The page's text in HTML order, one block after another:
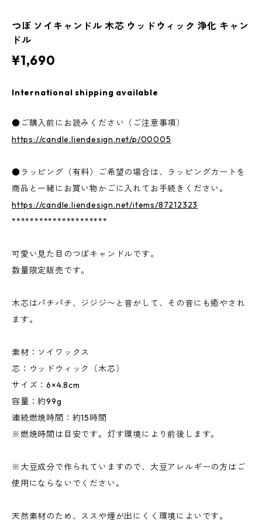
つぼ ソイキャンドル 木芯 ウッドウィック 浄化 キャン
ドル
¥1,690
International shipping available
●ご購入前にお読みください（ご注意事項）
https://candle.liendesign.net/p/00005
●ラッピング（有料）ご希望の場合は、ラッピングカートを
商品と一緒にお買い物かごに入れてお手続きください。
https://candle.liendesign.net/items/87212323
*********************
可愛い見た目のつぼキャンドルです。
数量限定販売です。
木芯はパチパチ、ジジジ〜と音がして、その音にも癒やされ
ます。
素材：ソイワックス
芯：ウッドウィック（木芯）
サイズ：6×4.8cm
容量：約99g
連続燃焼時間：約15時間
※燃焼時間は目安です。灯す環境により前後します。
※大豆成分で作られていますので、大豆アレルギーの方はご
使用にならないでください。
天然素材のため、ススや煙が出にくく環境によいです。